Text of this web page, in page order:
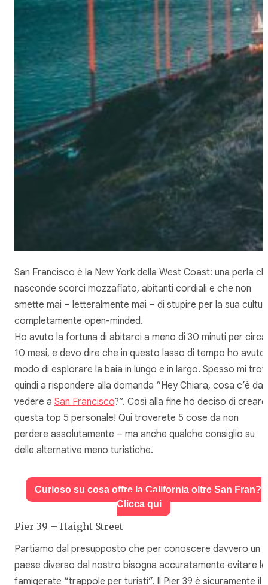
San Francisco è la New York della West Coast: una perla
nasconde scorci mozzafiato, abitanti cordiali e che non
smette mai – letteralmente mai – di stupire per la sua
completamente open-minded.
Ho avuto la fortuna di abitarci a meno di 30 minuti per circa
10 mesi, e devo dire che in questo lasso di tempo ho avuto
modo di esplorare la baia in lungo e in largo. Spesso mi
quindi a rispondere alla domanda “Hey Chiara, cosa c’è da
vedere a San Francisco?”. Così alla fine ho deciso di creare
questa top 5 personale! Qui troverete 5 cose da non
perdere assolutamente – ma anche qualche consiglio su
delle alternative meno turistiche.
Curioso su cosa offre la California oltre San Fran?
Clicca qui
Pier 39 – Haight Street
Partiamo dal presupposto che per conoscere davvero un
paese diverso dal nostro bisogna accuratamente evitare le
famigerate “trappole per turisti”. Il Pier 39 è sicuramente il